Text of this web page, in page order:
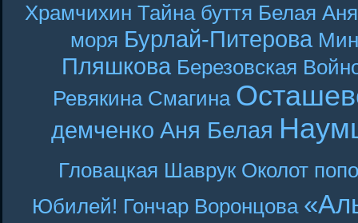
Храмчихин Тайна буття Белая Аня
моря Бурлай-Питерова
Пляшкова Березовская
Ревякина Смагина
демченко Аня Белая
Гловацкая Шаврук Околот
Юбилей! Гончар Воронцова